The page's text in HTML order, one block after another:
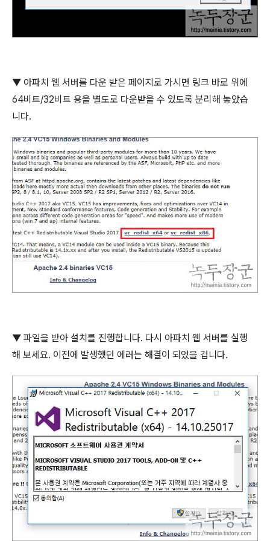
▼ 아파치 웹 서버를 다운 받은 페이지로 가시면 링크 바로 위에
64비트/32비트 용을 별도로 다운받을 수 있도록 분리해 놓았습
니다.
▼ 파일을 받아 설치를 진행합니다. 다시 아파치 웹 서버를 실행
해 보세요. 이전에 발생했던 에러는 해결이 되었을 겁니다.